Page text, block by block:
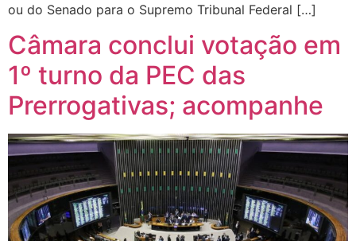
ou do Senado para o Supremo Tribunal Federal […]
Câmara conclui votação em
1º turno da PEC das
Prerrogativas; acompanhe